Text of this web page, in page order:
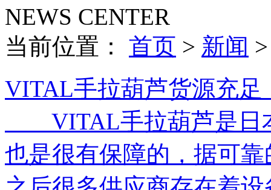
NEWS CENTER
当前位置： 首页 > 新闻
VITAL手拉葫芦货源充足
VITAL手拉葫芦是日
也是很有保障的，据可